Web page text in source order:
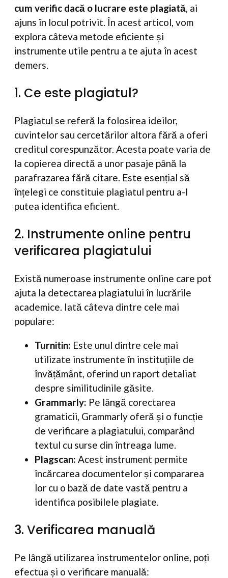
cum verific dacă o lucrare este plagiată, ai
ajuns în locul potrivit. În acest articol, vom
explora câteva metode eficiente și
instrumente utile pentru a te ajuta în acest
demers.
1. Ce este plagiatul?
Plagiatul se referă la folosirea ideilor,
cuvintelor sau cercetărilor altora fără a oferi
creditul corespunzător. Acesta poate varia de
la copierea directă a unor pasaje până la
parafrazarea fără citare. Este esențial să
înțelegi ce constituie plagiatul pentru a-l
putea identifica eficient.
2. Instrumente online pentru
verificarea plagiatului
Există numeroase instrumente online care pot
ajuta la detectarea plagiatului în lucrările
academice. Iată câteva dintre cele mai
populare:
Turnitin: Este unul dintre cele mai
utilizate instrumente în instituțiile de
învățământ, oferind un raport detaliat
despre similitudinile găsite.
Grammarly: Pe lângă corectarea
gramaticii, Grammarly oferă și o funcție
de verificare a plagiatului, comparând
textul cu surse din întreaga lume.
Plagscan: Acest instrument permite
încărcarea documentelor și compararea
lor cu o bază de date vastă pentru a
identifica posibilele plagiate.
3. Verificarea manuală
Pe lângă utilizarea instrumentelor online, poți
efectua și o verificare manuală: